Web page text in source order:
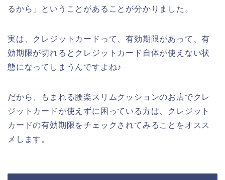
るから」ということがあることが分かりました。
実は、クレジットカードって、有効期限があって、有
効期限が切れるとクレジットカード自体が使えない状
態になってしまうんですよね♪
だから、もまれる腰楽スリムクッションのお店でクレ
ジットカードが使えずに困っている方は、クレジット
カードの有効期限をチェックされてみることをオスス
メします。